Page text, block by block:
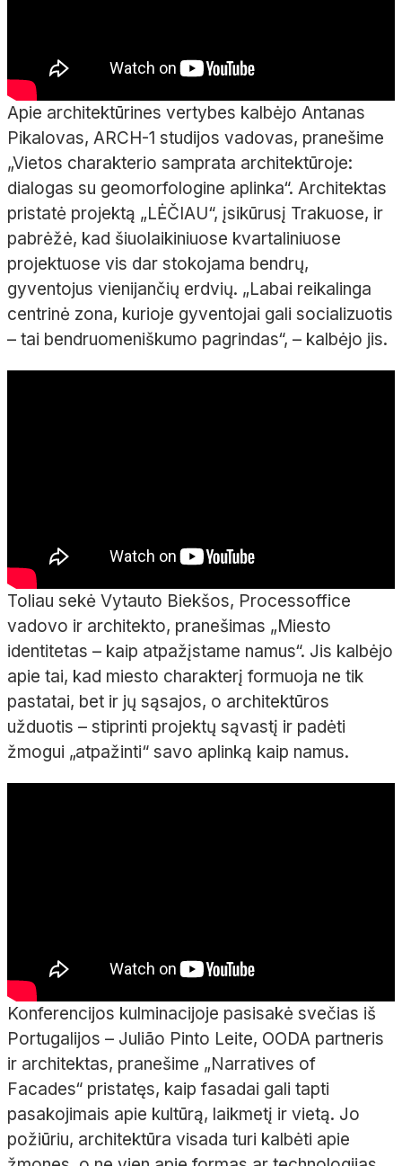
Apie architektūrines vertybes kalbėjo Antanas
Pikalovas, ARCH-1 studijos vadovas, pranešime
„Vietos charakterio samprata architektūroje:
dialogas su geomorfologine aplinka“. Architektas
pristatė projektą „LĖČIAU“, įsikūrusį Trakuose, ir
pabrėžė, kad šiuolaikiniuose kvartaliniuose
projektuose vis dar stokojama bendrų,
gyventojus vienijančių erdvių. „Labai reikalinga
centrinė zona, kurioje gyventojai gali socializuotis
– tai bendruomeniškumo pagrindas“, – kalbėjo jis.
Toliau sekė Vytauto Biekšos, Processoffice
vadovo ir architekto, pranešimas „Miesto
identitetas – kaip atpažįstame namus“. Jis kalbėjo
apie tai, kad miesto charakterį formuoja ne tik
pastatai, bet ir jų sąsajos, o architektūros
užduotis – stiprinti projektų sąvastį ir padėti
žmogui „atpažinti“ savo aplinką kaip namus.
Konferencijos kulminacijoje pasisakė svečias iš
Portugalijos – Julião Pinto Leite, OODA partneris
ir architektas, pranešime „Narratives of
Facades“ pristatęs, kaip fasadai gali tapti
pasakojimais apie kultūrą, laikmetį ir vietą. Jo
požiūriu, architektūra visada turi kalbėti apie